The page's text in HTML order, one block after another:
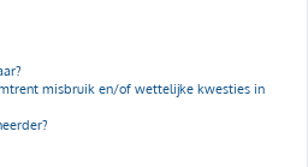
misbruik en/of wettelijke kwesties in